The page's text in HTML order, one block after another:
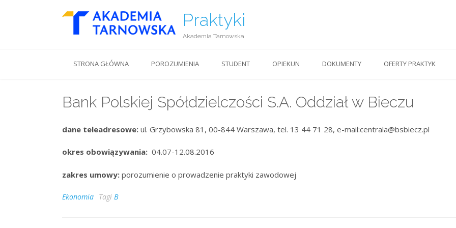
Praktyki
Akademia Tarnowska
STRONA GŁÓWNA POROZUMIENIA STUDENT OPIEKUN DOKUMENTY OFERTY PRAKTYK
Bank Polskiej Spółdzielczości S.A. Oddział w Bieczu
dane teleadresowe: ul. Grzybowska 81, 00-844 Warszawa, tel. 13 44 71 28, e-mail:centrala@bsbiecz.pl
okres obowiązywania: 04.07-12.08.2016
zakres umowy: porozumienie o prowadzenie praktyki zawodowej
Ekonomia Tagi B